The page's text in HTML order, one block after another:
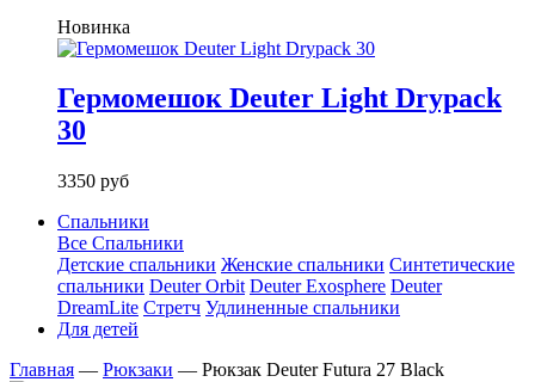
Новинка
Гермомешок Deuter Light Drypack
30
3350 руб
Спальники
Все Спальники
Детские спальники Женские спальники Синтетические
спальники Deuter Orbit Deuter Exosphere Deuter
DreamLite Стретч Удлиненные спальники
Для детей
Главная — Рюкзаки — Рюкзак Deuter Futura 27 Black